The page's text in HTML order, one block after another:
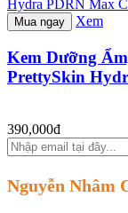
Mua ngay Xem
Kem Dưỡng
PrettySkin
390,000đ
Nguyễn Nhâm